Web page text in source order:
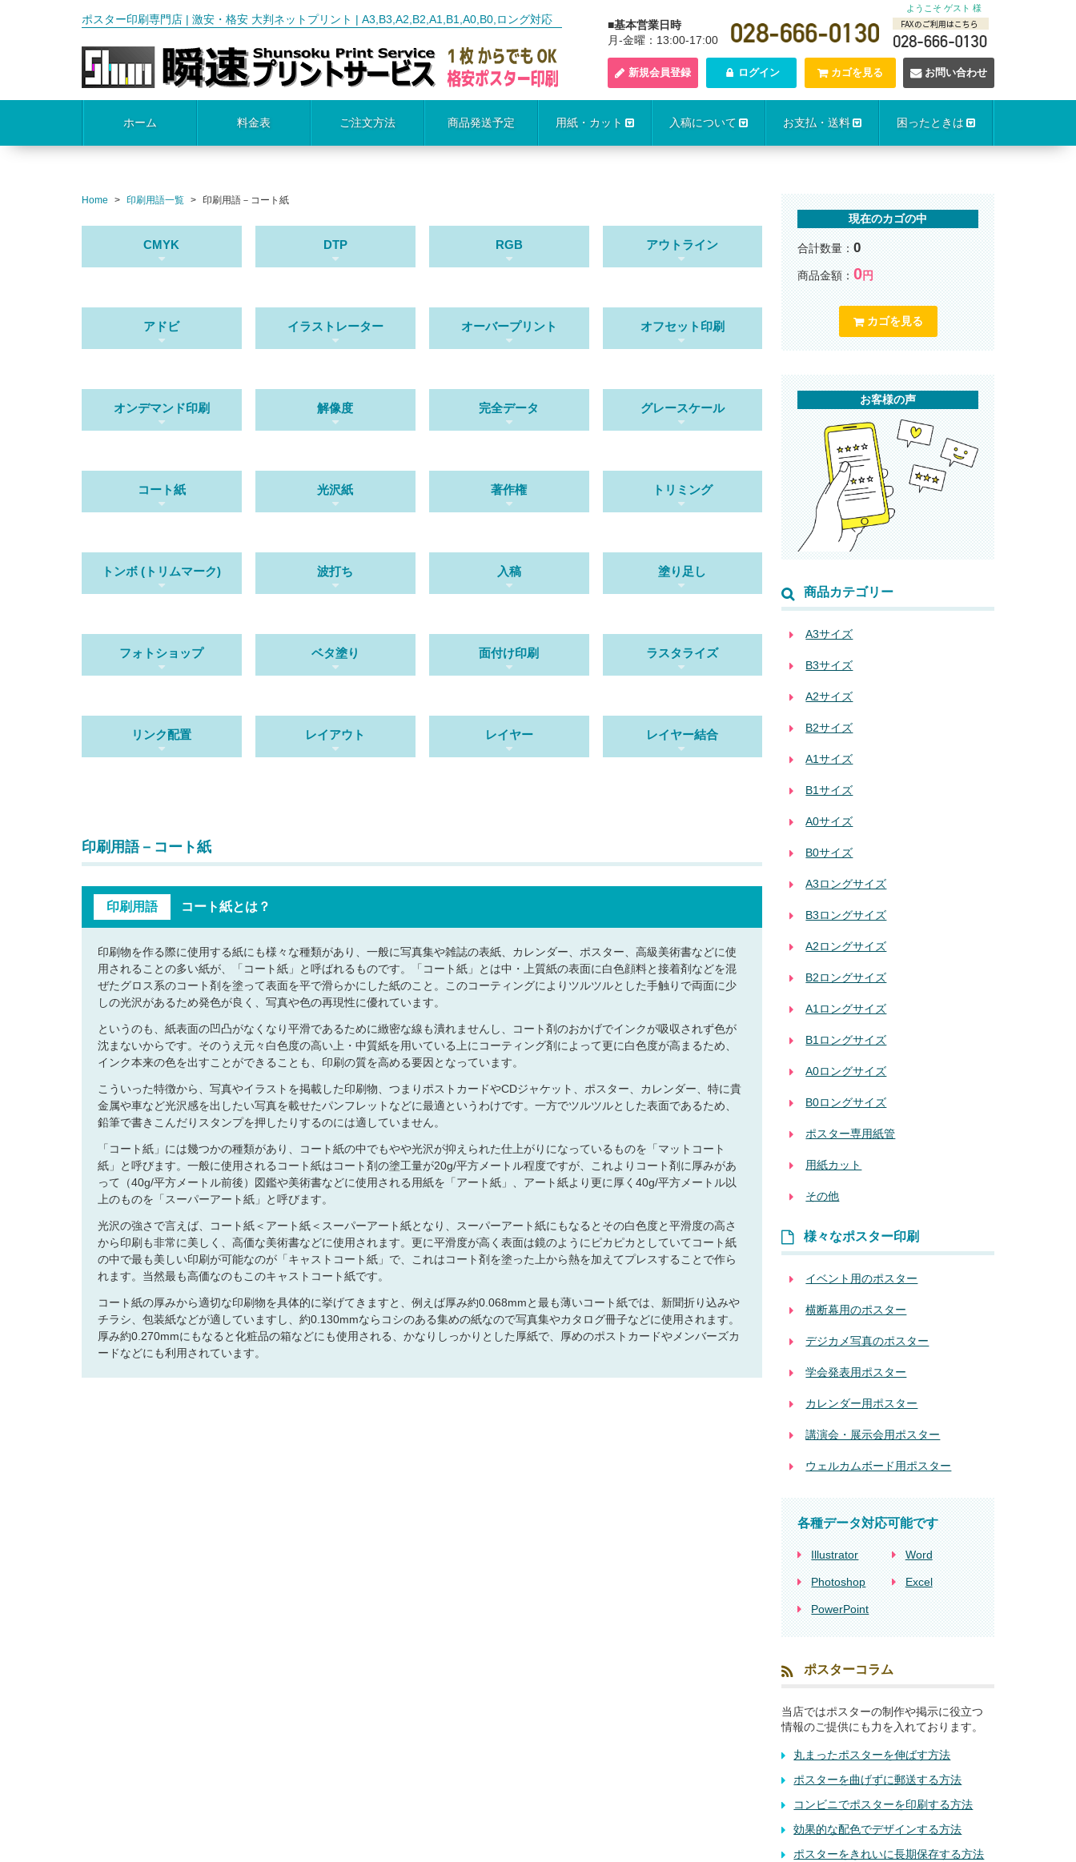
ようこそ ゲスト 様
ポスター印刷専門店 | 激安・格安 大判ネットプリント | A3,B3,A2,B2,A1,B1,A0,B0,ロング対応
■基本営業日時
月-金曜：13:00-17:00
新規会員登録 ログイン カゴを見る お問い合わせ
ホーム 料金表 ご注文方法 商品発送予定 用紙・カット 入稿について お支払・送料 困ったときは
Home 印刷用語一覧 印刷用語－コート紙
CMYK DTP RGB アウトライン
アドビ イラストレーター オーバープリント オフセット印刷
オンデマンド印刷 解像度 完全データ グレースケール
コート紙 光沢紙 著作権 トリミング
トンボ (トリムマーク) 波打ち 入稿 塗り足し
フォトショップ ベタ塗り 面付け印刷 ラスタライズ
リンク配置 レイアウト レイヤー レイヤー結合
印刷用語－コート紙
印刷用語 コート紙とは？
印刷物を作る際に使用する紙にも様々な種類があり、一般に写真集や雑誌の表紙、カレンダー、ポスター、高級美術書などに使
用されることの多い紙が、「コート紙」と呼ばれるものです。「コート紙」とは中・上質紙の表面に白色顔料と接着剤などを混
ぜたグロス系のコート剤を塗って表面を平で滑らかにした紙のこと。このコーティングによりツルツルとした手触りで両面に少
しの光沢があるため発色が良く、写真や色の再現性に優れています。
というのも、紙表面の凹凸がなくなり平滑であるために緻密な線も潰れませんし、コート剤のおかげでインクが吸収されず色が
沈まないからです。そのうえ元々白色度の高い上・中質紙を用いている上にコーティング剤によって更に白色度が高まるため、
インク本来の色を出すことができることも、印刷の質を高める要因となっています。
こういった特徴から、写真やイラストを掲載した印刷物、つまりポストカードやCDジャケット、ポスター、カレンダー、特に貴
金属や車など光沢感を出したい写真を載せたパンフレットなどに最適というわけです。一方でツルツルとした表面であるため、
鉛筆で書きこんだりスタンプを押したりするのには適していません。
「コート紙」には幾つかの種類があり、コート紙の中でもやや光沢が抑えられた仕上がりになっているものを「マットコート
紙」と呼びます。一般に使用されるコート紙はコート剤の塗工量が20g/平方メートル程度ですが、これよりコート剤に厚みがあ
って（40g/平方メートル前後）図鑑や美術書などに使用される用紙を「アート紙」、アート紙より更に厚く40g/平方メートル以
上のものを「スーパーアート紙」と呼びます。
光沢の強さで言えば、コート紙＜アート紙＜スーパーアート紙となり、スーパーアート紙にもなるとその白色度と平滑度の高さ
から印刷も非常に美しく、高価な美術書などに使用されます。更に平滑度が高く表面は鏡のようにピカピカとしていてコート紙
の中で最も美しい印刷が可能なのが「キャストコート紙」で、これはコート剤を塗った上から熱を加えてプレスすることで作ら
れます。当然最も高価なのもこのキャストコート紙です。
コート紙の厚みから適切な印刷物を具体的に挙げてきますと、例えば厚み約0.068mmと最も薄いコート紙では、新聞折り込みや
チラシ、包装紙などが適していますし、約0.130mmならコシのある集めの紙なので写真集やカタログ冊子などに使用されます。
厚み約0.270mmにもなると化粧品の箱などにも使用される、かなりしっかりとした厚紙で、厚めのポストカードやメンバーズカ
ードなどにも利用されています。
現在のカゴの中
合計数量：0
商品金額：0円
カゴを見る
お客様の声
商品カテゴリー
A3サイズ
B3サイズ
A2サイズ
B2サイズ
A1サイズ
B1サイズ
A0サイズ
B0サイズ
A3ロングサイズ
B3ロングサイズ
A2ロングサイズ
B2ロングサイズ
A1ロングサイズ
B1ロングサイズ
A0ロングサイズ
B0ロングサイズ
ポスター専用紙管
用紙カット
その他
様々なポスター印刷
イベント用のポスター
横断幕用のポスター
デジカメ写真のポスター
学会発表用ポスター
カレンダー用ポスター
講演会・展示会用ポスター
ウェルカムボード用ポスター
各種データ対応可能です
Illustrator Word
Photoshop Excel
PowerPoint
ポスターコラム
当店ではポスターの制作や掲示に役立つ
情報のご提供にも力を入れております。
丸まったポスターを伸ばす方法
ポスターを曲げずに郵送する方法
コンビニでポスターを印刷する方法
効果的な配色でデザインする方法
ポスターをきれいに長期保存する方法